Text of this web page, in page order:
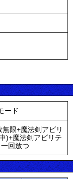
ード
限+魔法剣アビリ
)+魔法剣アビリテ
回放つ